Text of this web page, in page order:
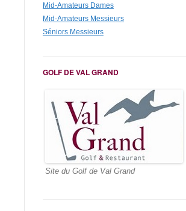
Mid-Amateurs Dames
Mid-Amateurs Messieurs
Séniors Messieurs
GOLF DE VAL GRAND
Site du Golf de Val Grand